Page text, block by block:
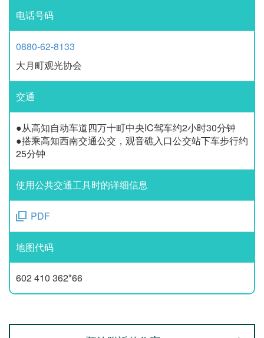
电话号码
0880-62-8133
大月町观光协会
交通
●从高知自动车道四万十町中央IC驾车约2小时30分钟
●搭乘高知西南交通公交，观音礁入口公交站下车步行约
25分钟
使用公共交通工具时的详细信息
PDF
地图代码
602 410 362*66